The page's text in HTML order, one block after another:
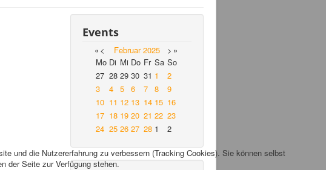
Events
« < Februar 2025 > »
Mo Di Mi Do Fr Sa So
27 28 29 30 31 1
2
3
4 5 6 7 8
9
10 11 12 13 14 15 16
17 18 19 20 21 22 23
24 25 26 27 28 1 2
und die Nutzererfahrung zu verbessern (Tracking Cookies). Sie können selbst
der Seite zur Verfügung stehen.